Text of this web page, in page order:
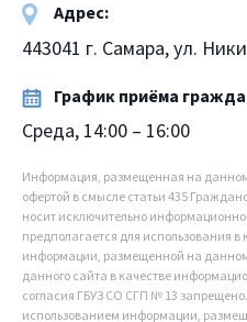
Адрес:
443041 г. Самара, ул.
График приёма
Среда, 14:00 – 16:00
Информация, размещенная на данном
офертой в смысле статьи 435
носит исключительно
предполагается для использования
информации, размещенной на
данного сайта в качестве
согласия ГБУЗ СО СГП № 13
использованием информации,